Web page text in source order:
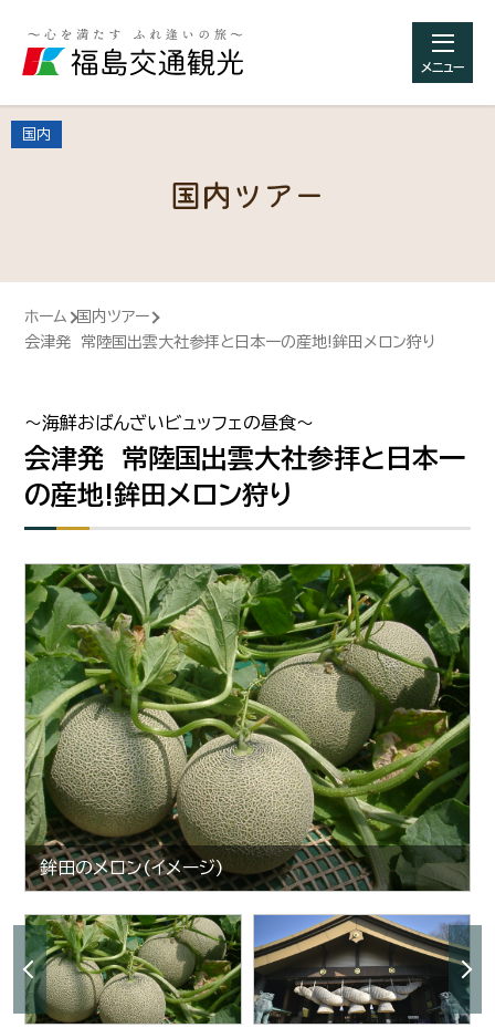
メニュー
国内ツアー
ホーム
国内ツアー
会津発 常陸国出雲大社参拝と日本一の産地!鉾田メロン狩り
国内
～海鮮おばんざいビュッフェの昼食～
会津発 常陸国出雲大社参拝と日本一
の産地!鉾田メロン狩り
鉾田のメロン(イメージ)